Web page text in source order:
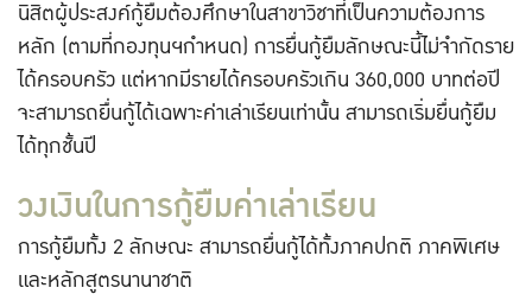
นิสิตผู้ประสงค์กู้ยืมต้องศึกษาในสาขาวิชาที่เป็นความต้องการ
หลัก (ตามที่กองทุนฯกำหนด) การยื่นกู้ยืมลักษณะนี้ไม่จำกัดราย
ได้ครอบครัว แต่หากมีรายได้ครอบครัวเกิน 360,000 บาทต่อปี
จะสามารถยื่นกู้ได้เฉพาะค่าเล่าเรียนเท่านั้น สามารถเริ่มยื่นกู้ยืม
ได้ทุกชั้นปี
วงเงินในการกู้ยืมค่าเล่าเรียน
การกู้ยืมทั้ง 2 ลักษณะ สามารถยื่นกู้ได้ทั้งภาคปกติ ภาคพิเศษ
และหลักสูตรนานาชาติ